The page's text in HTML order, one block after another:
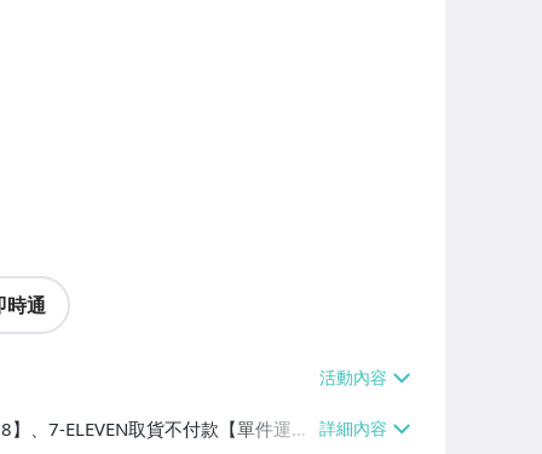
時通
、7-ELEVEN取貨不付款【單件運費